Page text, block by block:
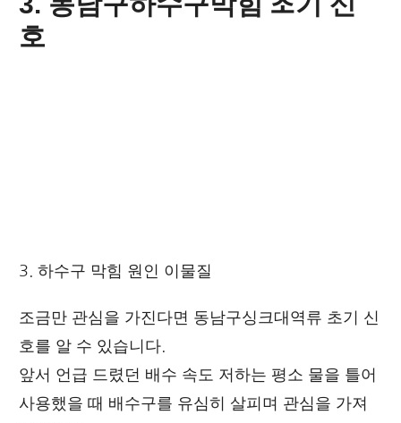
호
3. 하수구 막힘 원인 이물질
조금만 관심을 가진다면 동남구싱크대역류 초기 신
호를 알 수 있습니다.
앞서 언급 드렸던 배수 속도 저하는 평소 물을 틀어
사용했을 때 배수구를 유심히 살피며 관심을 가져